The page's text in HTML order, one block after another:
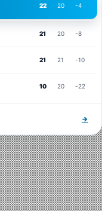
22 20 -4
21 20 -8
21 21 -10
10 20 -22
→